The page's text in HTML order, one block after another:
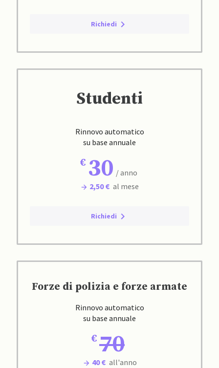
Richiedi
Studenti
Rinnovo automatico
su base annuale
30 / anno
2,50 € al mese
Richiedi
Forze di polizia e forze armate
Rinnovo automatico
su base annuale
70
40 € all'anno